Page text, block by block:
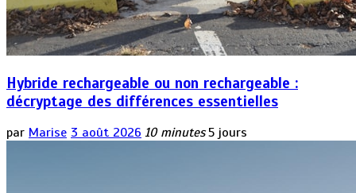
Hybride rechargeable ou non rechargeable :
décryptage des différences essentielles
par Marise 3 août 2026 10 minutes 5 jours